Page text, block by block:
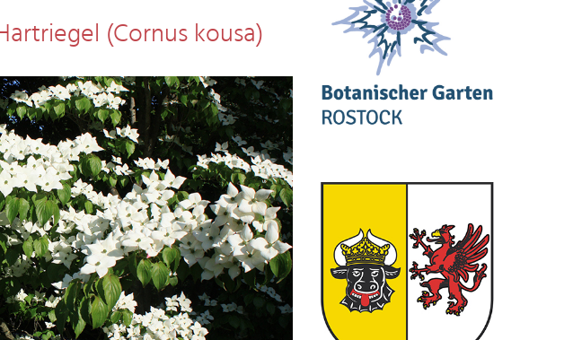
(Cornus kousa)